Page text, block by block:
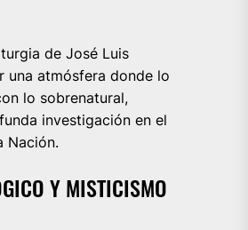
de José Luis
una atmósfera donde lo
lo sobrenatural,
investigación en el
Nación.
Y MISTICISMO